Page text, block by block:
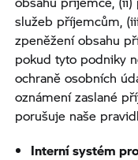
služeb příjemcům,
zpeněžení obsahu
pokud tyto podniky
ochraně osobních
oznámení zaslané
porušuje naše
Interní systém